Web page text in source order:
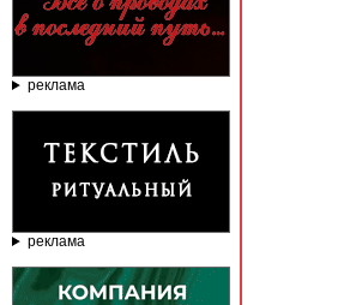
реклама
реклама